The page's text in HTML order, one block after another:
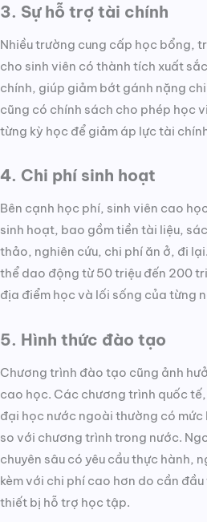
3. Sự hỗ trợ tài chính
Nhiều trường cung cấp học bổng,
cho sinh viên có thành tích xuất
chính, giúp giảm bớt gánh nặng
cũng có chính sách cho phép học
từng kỳ học để giảm áp lực tài
4. Chi phí sinh hoạt
Bên cạnh học phí, sinh viên cao
sinh hoạt, bao gồm tiền tài liệu,
thảo, nghiên cứu, chi phí ăn ở, đi
thể dao động từ 50 triệu đến 200
địa điểm học và lối sống của từng
5. Hình thức đào tạo
Chương trình đào tạo cũng ảnh
cao học. Các chương trình quốc
đại học nước ngoài thường có
so với chương trình trong nước.
chuyên sâu có yêu cầu thực hành,
kèm với chi phí cao hơn do cần
thiết bị hỗ trợ học tập.